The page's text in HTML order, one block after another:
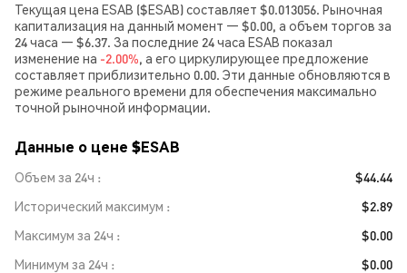
Текущая цена ESAB ($ESAB) составляет $0.013056. Рыночная
капитализация на данный момент — $0.00, а объем торгов за
24 часа — $6.37. За последние 24 часа ESAB показал
изменение на -2.00%, а его циркулирующее предложение
составляет приблизительно 0.00. Эти данные обновляются в
режиме реального времени для обеспечения максимально
точной рыночной информации.
Данные о цене $ESAB
Объем за 24ч
$44.44
Исторический максимум
$2.89
Максимум за 24ч
$0.00
Минимум за 24ч
$0.00